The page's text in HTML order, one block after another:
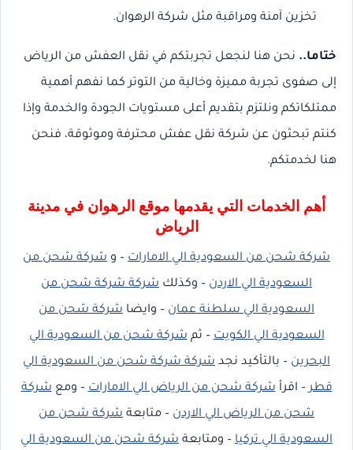
تخزين آمنة ومراقبة مثل شركة الرهوان.
ختاما.. نحن هنا لنجعل تجربتكم في نقل العفش من الرياض
إلى صفوى تجربة مميزة وخالية من التوتر كما نفهم أهمية
ممتلكاتكم ونلتزم بتقديم أعلى مستويات الجودة والخدمة وإذا
كنتم تبحثون عن شركة نقل عفش محترفة وموثوقة، فنحن
هنا لخدمتكم.
أهم الخدمات التي يقدمها موقع الرهوان في مدينة
الرياض
شركة شحن من السعودية الي الامارات – و شركة شحن من
السعودية الي الاردن – وكذلك شركة شركة شحن من
السعودية الي سلطنة عمان – وايضا شركة شحن من
السعودية الي الكويت– ثمشركة شحن من السعودية الي
البحرين – بالتأكيد نجد شركة شركة شحن من السعودية الي
قطر – اقرأشركة شحن من الرياض الي الامارات– ومعشركة
شحن من الرياض الي الاردن – متابعة شركة شحن من
السعودية الي تركيا – ومتابعة شركة شحن من السعودية الي